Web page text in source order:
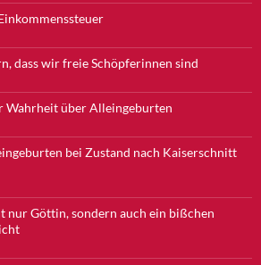
dass wir freie Schöpferinnen sind
Wahrheit über Alleingeburten
bei Zustand nach Kaiserschnitt
nur Göttin, sondern auch ein bißchen